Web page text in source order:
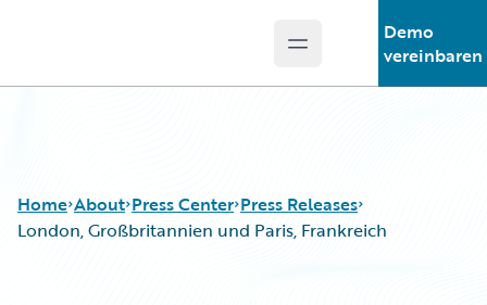
Open main menu
Demo
vereinbaren
Home About Press Center Press Releases
London, Großbritannien und Paris, Frankreich